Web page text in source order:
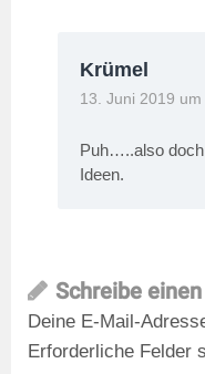
Krümel
13. Juni 2019 um
Puh…..also doch
Ideen.
Schreibe
Deine E-Mail-
Erforderliche Felder